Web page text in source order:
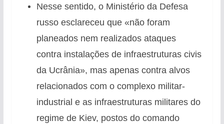
Nesse sentido, o Ministério da Defesa
russo esclareceu que «não foram
planeados nem realizados ataques
contra instalações de infraestruturas civis
da Ucrânia», mas apenas contra alvos
relacionados com o complexo militar-
industrial e as infraestruturas militares do
regime de Kiev, postos do comando